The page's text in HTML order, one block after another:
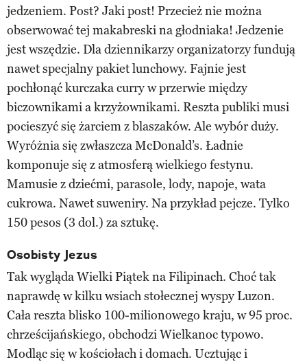
jedzeniem. Post? Jaki post! Przecież nie można
obserwować tej makabreski na głodniaka! Jedzenie
jest wszędzie. Dla dziennikarzy organizatorzy fundują
nawet specjalny pakiet lunchowy. Fajnie jest
pochłonąć kurczaka curry w przerwie między
biczownikami a krzyżownikami. Reszta publiki musi
pocieszyć się żarciem z blaszaków. Ale wybór duży.
Wyróżnia się zwłaszcza McDonald’s. Ładnie
komponuje się z atmosferą wielkiego festynu.
Mamusie z dziećmi, parasole, lody, napoje, wata
cukrowa. Nawet suweniry. Na przykład pejcze. Tylko
150 pesos (3 dol.) za sztukę.
Osobisty Jezus
Tak wygląda Wielki Piątek na Filipinach. Choć tak
naprawdę w kilku wsiach stołecznej wyspy Luzon.
Cała reszta blisko 100-milionowego kraju, w 95 proc.
chrześcijańskiego, obchodzi Wielkanoc typowo.
Modląc się w kościołach i domach. Ucztując i